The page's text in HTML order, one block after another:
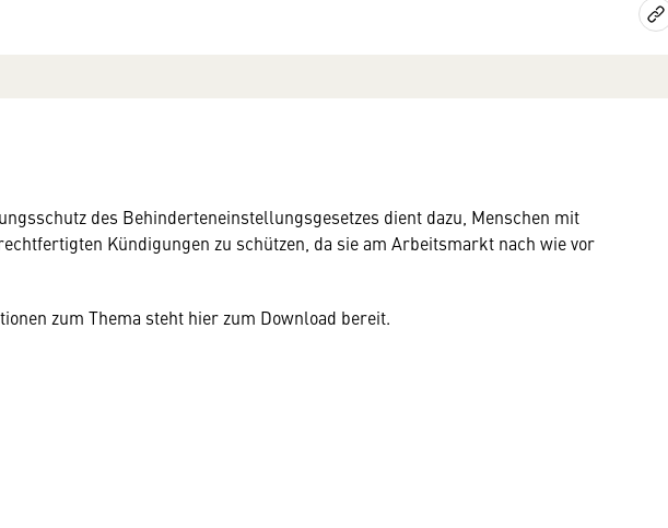
des Behinderteneinstellungsgesetzes dient dazu, Menschen mit
Kündigungen zu schützen, da sie am Arbeitsmarkt nach wie vor
zum Thema steht hier zum Download bereit.